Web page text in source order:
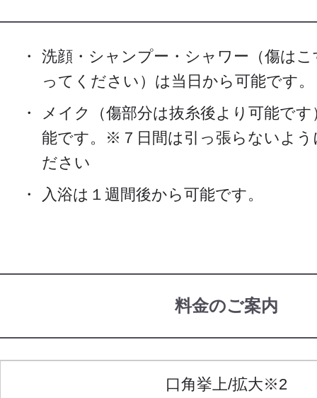
洗顔・シャンプー・シャワー（傷は
ってください）は当日から可能です。
メイク（傷部分は抜糸後より可能で
能です。※７日間は引っ張らないよ
ださい
入浴は１週間後から可能です。
料金のご案内
口角挙上/拡大※2